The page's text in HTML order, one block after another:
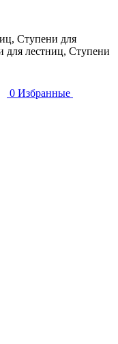
Ступени для
для лестниц, Ступени
0 Избранные